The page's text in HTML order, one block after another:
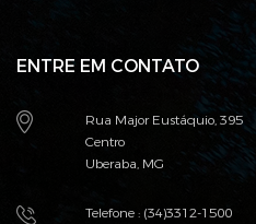
ENTRE EM CONTATO
Rua Major Eustáquio, 395
Centro
Uberaba, MG
Telefone : (34)3312-1500